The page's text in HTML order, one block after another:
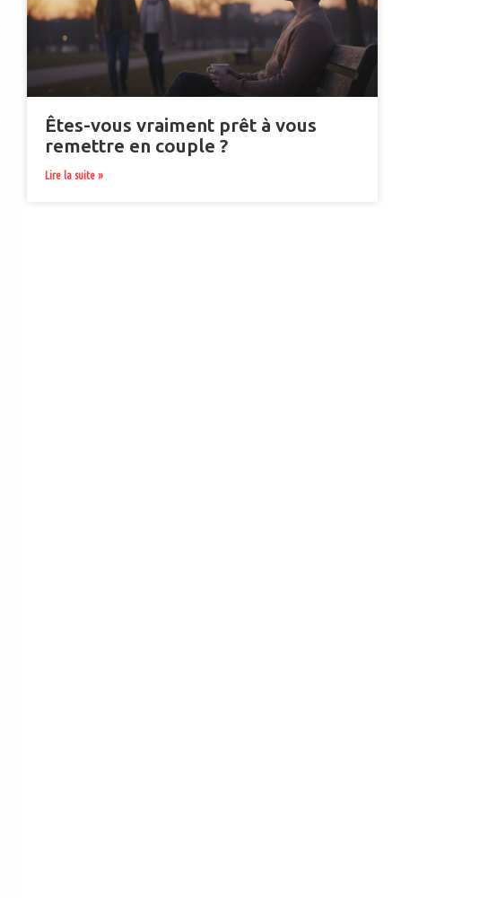
Êtes-vous vraiment prêt à vous
remettre en couple ?
Lire la suite »